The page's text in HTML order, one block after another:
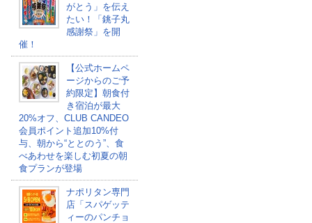
がとう」を伝え
たい！「銚子丸
感謝祭」を開
催！
【公式ホームペ
ージからのご予
約限定】朝食付
き宿泊が最大
20%オフ、CLUB CANDEO
会員ポイント追加10%付
与、朝から“ととのう”、食
べあわせを楽しむ初夏の朝
食プランが登場
ナポリタン専門
店「スパゲッテ
ィーのパンチョ